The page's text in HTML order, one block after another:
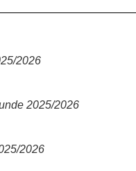
2026
2025/2026
2026